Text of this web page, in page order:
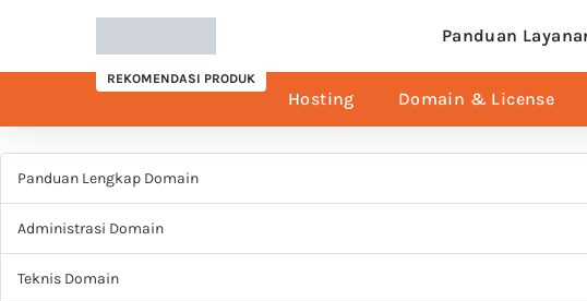
Panduan
REKOMENDASI PRODUK
Hosting Domain & License
Panduan Lengkap Domain
Administrasi Domain
Teknis Domain